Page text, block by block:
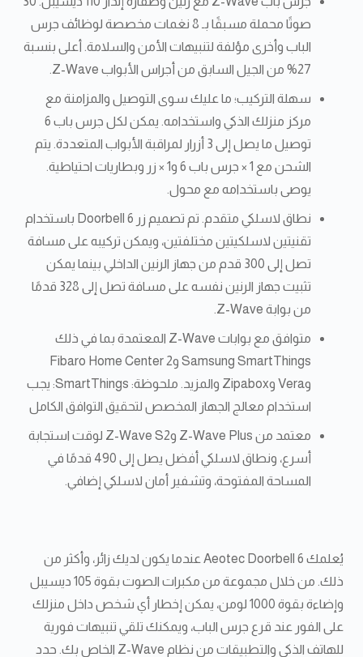
صوتًا محملة مسبقًا بـ 8 نغمات مخصصة لوظائف جرس
الباب وأخرى مؤلفة لتنبيهات الأمن والسلامة. أعلى بنسبة
27% من الجيل السابق من أجراس الأبواب Z-Wave.
سهلة التركيب؛ ما عليك سوى التوصيل والمزامنة مع
مركز منزلك الذكي واستخدامه. يمكن لكل جرس باب 6
توصيل ما يصل إلى 3 أزرار لمراقبة الأبواب المتعددة. يتم
الشحن مع 1 × جرس باب 6 و1 × زر وبطاريات احتياطية.
يوصى باستخدامه مع محول.
نطاق لاسلكي متقدم. تم تصميم زر Doorbell 6 باستخدام
تقنيتين لاسلكيتين مختلفتين، ويمكن تركيبه على مسافة
تصل إلى 300 قدم من جهاز الرنين الداخلي بينما يمكن
تثبيت جهاز الرنين نفسه على مسافة تصل إلى 328 قدمًا
من بوابة Z-Wave.
متوافق مع بوابات Z-Wave المعتمدة بما في ذلك
Samsung SmartThings وFibaro Home Center 2
وVera وZipabox والمزيد. ملحوظة: SmartThings: يجب
استخدام معالج الجهاز المخصص لتحقيق التوافق الكامل
معتمد من Z-Wave Plus وZ-Wave S2 لوقت استجابة
أسرع، ونطاق لاسلكي أفضل يصل إلى 490 قدمًا في
المساحة المفتوحة، وتشفير أمان لاسلكي إضافي.
يُعلمك Aeotec Doorbell 6 عندما يكون لديك زائر، وأكثر من
ذلك. من خلال مجموعة من مكبرات الصوت بقوة 105 ديسيبل
وإضاءة بقوة 1000 لومن، يمكن إخطار أي شخص داخل منزلك
على الفور عند قرع جرس الباب، ويمكنك تلقي تنبيهات فورية
للهاتف الذكي والتطبيقات من نظام Z-Wave الخاص بك. حدد